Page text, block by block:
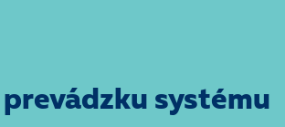
prevádzku systému